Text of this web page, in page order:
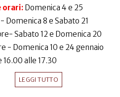
orari: Domenica 4 e 25
Domenica 8 e Sabato 21
Sabato 12 e Domenica 20
- Domenica 10 e 24 gennaio
16.00 alle 17.30
LEGGI TUTTO